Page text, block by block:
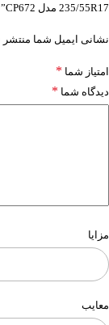
235/55R17 مدل CP672”
نشانی ایمیل شما منتشر
امتیاز شما *
دیدگاه شما *
مزایا
معایب